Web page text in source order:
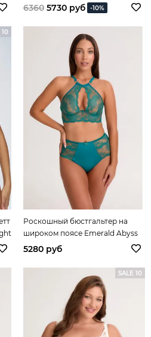
6360 5730 руб -10%
10
Роскошный бюстгальтер на
широком поясе Emerald Abyss
5280 руб
SALE 10